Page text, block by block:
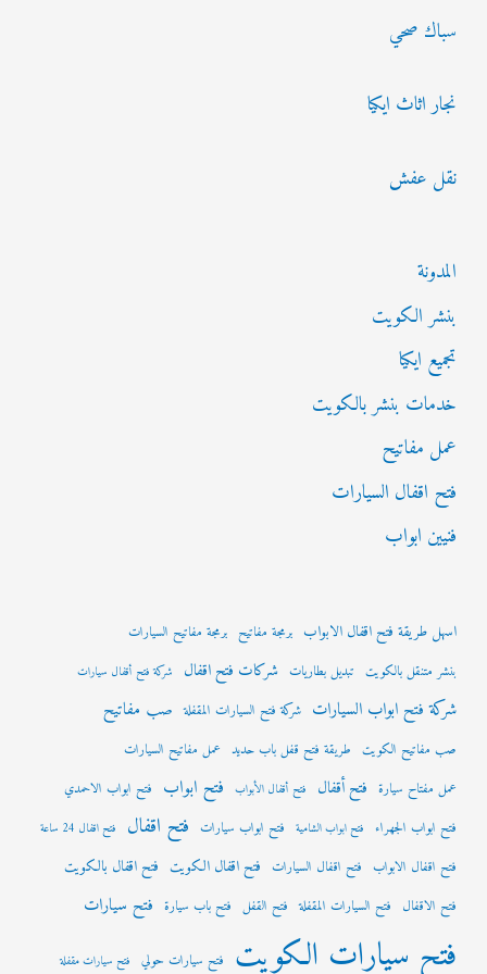
سباك صحي
نجار اثاث ايكيا
نقل عفش
المدونة
بنشر الكويت
تجميع ايكيا
خدمات بنشر بالكويت
عمل مفاتيح
فتح اقفال السيارات
فنيين ابواب
اسهل طريقة فتح اقفال الابواب برمجة مفاتيح برمجة مفاتيح السيارات
بنشر متنقل بالكويت تبديل بطاريات شركات فتح اقفال شركة فتح أقفال سيارات
شركة فتح ابواب السيارات شركة فتح السيارات المقفلة صب مفاتيح
صب مفاتيح الكويت طريقة فتح قفل باب حديد عمل مفاتيح السيارات
عمل مفتاح سيارة فتح أقفال فتح أقفال الأبواب فتح ابواب فتح ابواب الاحمدي
فتح ابواب الجهراء فتح ابواب الشامية فتح ابواب سيارات فتح اقفال فتح اقفال 24 ساعة
فتح اقفال الابواب فتح اقفال السيارات فتح اقفال الكويت فتح اقفال بالكويت
فتح الاقفال فتح السيارات المقفلة فتح القفل فتح باب سيارة فتح سيارات
فتح سيارات الكويت فتح سيارات حولي فتح سيارات مقفلة